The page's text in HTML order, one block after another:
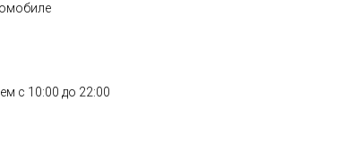
с 10:00 до 22:00